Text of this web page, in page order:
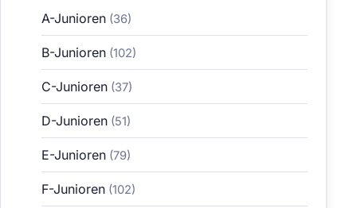
A-Junioren (36)
B-Junioren (102)
C-Junioren (37)
D-Junioren (51)
E-Junioren (79)
F-Junioren (102)